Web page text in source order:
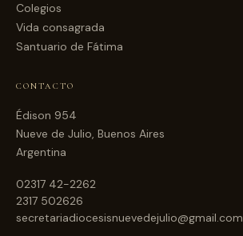
Colegios
Vida consagrada
Santuario de Fátima
CONTACTO
Édison 954
Nueve de Julio, Buenos Aires
Argentina
02317 42-2262
2317 502626
secretariadiocesisnuevedejulio@gmail.com